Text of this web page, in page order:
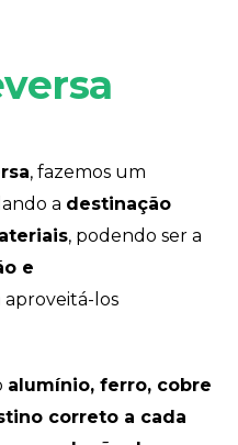
, fazemos um
a destinação
, podendo ser a
e
aproveitá-los
alumínio, ferro, cobre
correto a cada